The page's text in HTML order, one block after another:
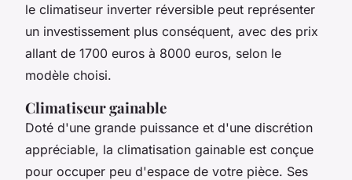
le climatiseur inverter réversible peut représenter
un investissement plus conséquent, avec des prix
allant de 1700 euros à 8000 euros, selon le
modèle choisi.
Climatiseur gainable
Doté d'une grande puissance et d'une discrétion
appréciable, la climatisation gainable est conçue
pour occuper peu d'espace de votre pièce. Ses